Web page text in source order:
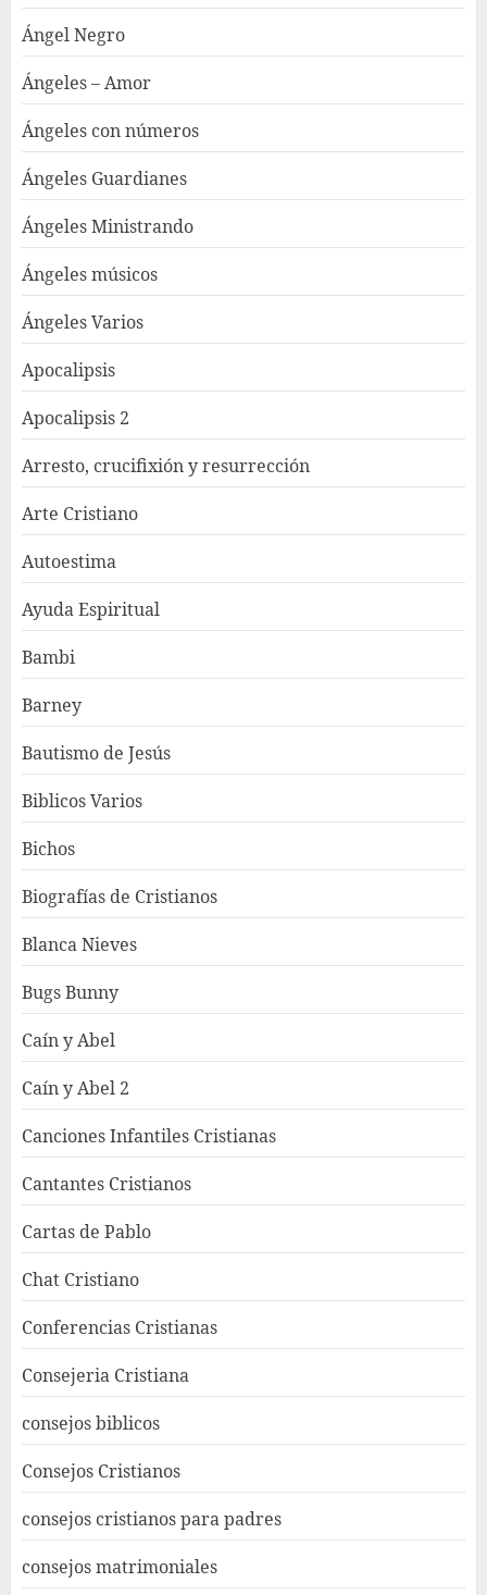
Ángel Negro
Ángeles – Amor
Ángeles con números
Ángeles Guardianes
Ángeles Ministrando
Ángeles músicos
Ángeles Varios
Apocalipsis
Apocalipsis 2
Arresto, crucifixión y resurrección
Arte Cristiano
Autoestima
Ayuda Espiritual
Bambi
Barney
Bautismo de Jesús
Biblicos Varios
Bichos
Biografías de Cristianos
Blanca Nieves
Bugs Bunny
Caín y Abel
Caín y Abel 2
Canciones Infantiles Cristianas
Cantantes Cristianos
Cartas de Pablo
Chat Cristiano
Conferencias Cristianas
Consejeria Cristiana
consejos biblicos
Consejos Cristianos
consejos cristianos para padres
consejos matrimoniales